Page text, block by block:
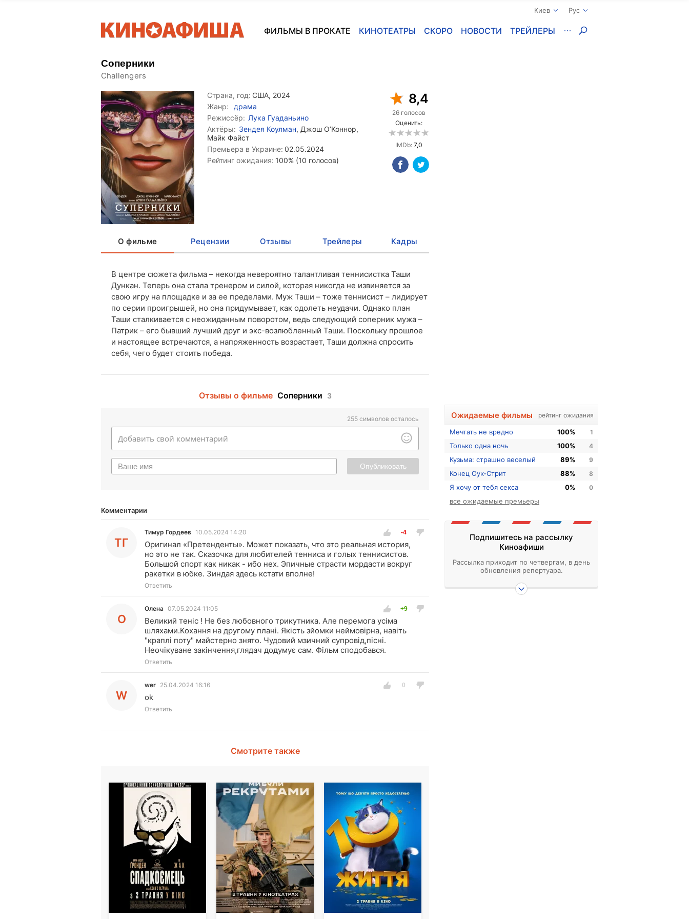
Киев Рус
ФИЛЬМЫ В ПРОКАТЕ КИНОТЕАТРЫ СКОРО НОВОСТИ ТРЕЙЛЕРЫ
Соперники
Challengers
Страна, год: США, 2024
Жанр:
драма
Режиссёр: Лука Гуаданьино
Актёры: Зендея Коулман, Джош ОʼКоннор,
Майк Файст
Премьера в Украине: 02.05.2024
Рейтинг ожидания: 100% (10 голосов)
8,4
26 голосов
Оценить:
IMDb: 7,0
О фильме Рецензии Отзывы Трейлеры Кадры
В центре сюжета фильма – некогда невероятно талантливая теннисистка Таши
Дункан. Теперь она стала тренером и силой, которая никогда не извиняется за
свою игру на площадке и за ее пределами. Муж Таши – тоже теннисист – лидирует
по серии проигрышей, но она придумывает, как одолеть неудачи. Однако план
Таши сталкивается с неожиданным поворотом, ведь следующий соперник мужа –
Патрик – его бывший лучший друг и экс-возлюбленный Таши. Поскольку прошлое
и настоящее встречаются, а напряженность возрастает, Таши должна спросить
себя, чего будет стоить победа.
Отзывы о фильме Соперники 3
255 символов осталось
Опубликовать
Комментарии
ТГ
Тимур Гордеев 10.05.2024 14:20
Оригинал «Претенденты». Может показать, что это реальная история,
но это не так. Сказочка для любителей тенниса и голых теннисистов.
Большой спорт как никак - ибо нех. Эпичные страсти мордасти вокруг
ракетки в юбке. Зиндая здесь кстати вполне!
Ответить
О
Олена 07.05.2024 11:05
Великий теніс ! Не без любовного трикутника. Але перемога усіма
шляхами.Кохання на другому плані. Якість зйомки неймовірна, навіть
"краплі поту" майстерно знято. Чудовий мзичний супровід,пісні.
Неочікуване закінчення,глядач додумує сам. Фільм сподобався.
Ответить
W
wer 25.04.2024 16:16
ok
Ответить
Смотрите также
Ожидаемые фильмы рейтинг ожидания
Мечтать не вредно 100% 1
Только одна ночь 100% 4
Кузьма: страшно веселый 89% 9
Конец Оук-Стрит 88% 8
Я хочу от тебя секса 0% 0
все ожидаемые премьеры
Подпишитесь на рассылку
Киноафиши
Рассылка приходит по четвергам, в день
обновления репертуара.